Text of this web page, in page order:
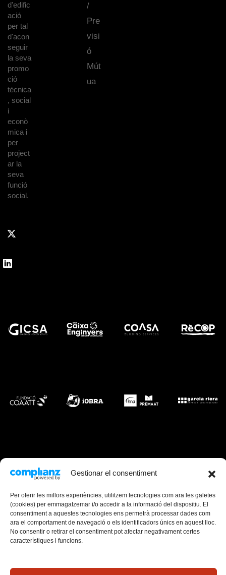
Gestionar el consentiment
Per oferir les millors experiències, utilitzem tecnologies com ara les galetes
(cookies) per emmagatzemar i/o accedir a la informació del dispositiu. El
consentiment a aquestes tecnologies ens permetrà processar dades com
ara el comportament de navegació o els identificadors únics en aquest lloc.
No consentir o retirar el consentiment pot afectar negativament certes
característiques i funcions.
d'edific
ació
per tal
d'acon
seguir
la seva
promo
ció
tècnica
, social
i
econò
mica i
per
project
ar la
seva
funció
social.
/
Pre
visi
ó
Mút
ua
Canal de Denúncies